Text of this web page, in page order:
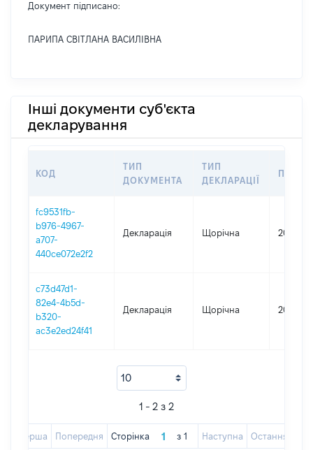
Документ підписано:
ПАРИПА СВІТЛАНА ВАСИЛІВНА
Інші документи суб'єкта
декларування
КОД
ТИП
ДОКУМЕНТА
ТИП
ДЕКЛАРАЦІЇ
fc9531fb-
b976-4967-
a707-
440ce072e2f2
Декларація Щорічна 2019
c73d47d1-
82e4-4b5d-
b320-
ac3e2ed24f41
Декларація Щорічна 2016
1 - 2 з 2
Перша Попередня Сторінка з 1 Наступна Остання